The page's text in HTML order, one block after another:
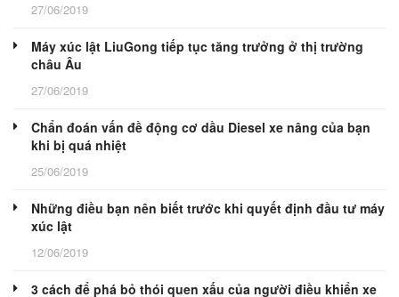
27/06/2019
Máy xúc lật LiuGong tiếp tục tăng trưởng ở thị trường
châu Âu
27/06/2019
Chẩn đoán vấn đề động cơ dầu Diesel xe nâng của bạn
khi bị quá nhiệt
25/06/2019
Những điều bạn nên biết trước khi quyết định đầu tư máy
xúc lật
12/06/2019
3 cách để phá bỏ thói quen xấu của người điều khiển xe